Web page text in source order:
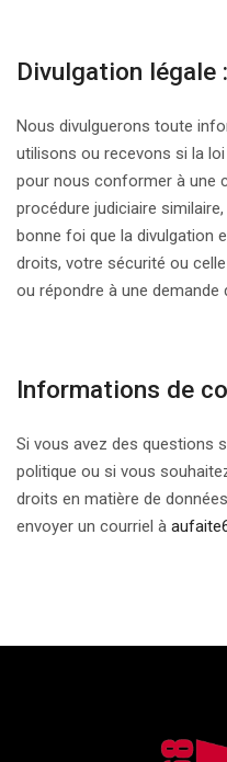
Divulgation légale :
Nous divulguerons toute
utilisons ou recevons si la
pour nous conformer à une
procédure judiciaire
bonne foi que la divulgation
droits, votre sécurité ou
ou répondre à une demande
Informations de
Si vous avez des questions
politique ou si vous
droits en matière de
envoyer un courriel à